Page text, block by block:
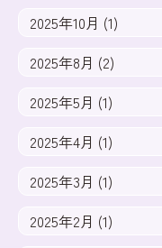
2025年10月 (1)
2025年8月 (2)
2025年5月 (1)
2025年4月 (1)
2025年3月 (1)
2025年2月 (1)